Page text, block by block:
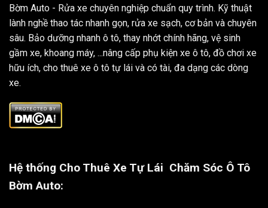
Bờm Auto - Rửa xe chuyên nghiệp chuẩn quy trình. Kỹ thuật
lành nghề thao tác nhanh gọn, rửa xe sạch, cơ bản và chuyên
sâu. Bảo dưỡng nhanh ô tô, thay nhớt chính hãng, vệ sinh
gầm xe, khoang máy, ...nâng cấp phụ kiện xe ô tô, đồ chơi xe
hữu ích, cho thuê xe ô tô tự lái và có tài, đa dạng các dòng
xe.
Hệ thống Cho Thuê Xe Tự Lái Chăm Sóc Ô Tô
Bờm Auto: